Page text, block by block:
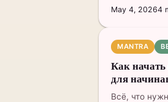
May 4, 20264
MANTRA
Как начать
для
Всё, что